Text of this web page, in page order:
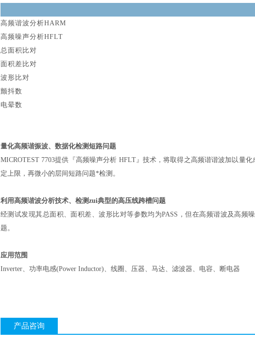
高频谐波分析HARM
高频噪声分析HFLT
总面积比对
面积差比对
波形比对
颤抖数
电晕数
量化高频谐振波、数据化检测短路问题
MICROTEST 7703提供『高频噪声分析 HFLT』技术，将取得之高频谐谐波加以量
定上限，再微小的层间短路问题*检测。
利用高频谐波分析技术、检测zui典型的高压线跨槽问题
经测试发现其总面积、面积差、波形比对等参数均为PASS，但在高频谐波及高频
题。
应用范围
Inverter、功率电感(Power Inductor)、线圈、压器、马达、滤波器、电容、断电器
产品咨询